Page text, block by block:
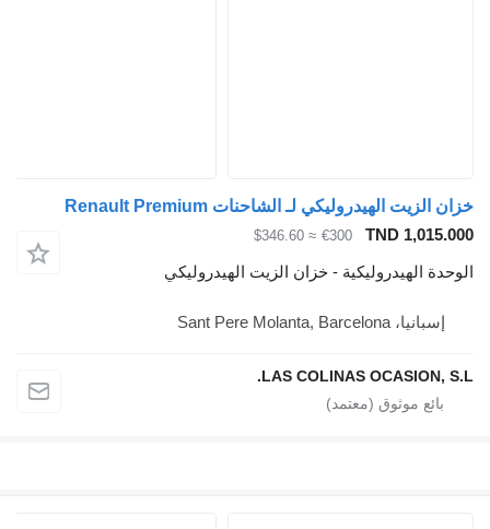
خزان الزيت الهيدروليكي لـ الشاحنات Renault Premium
TND 1,015.000
€300
≈ $346.60
الوحدة الهيدروليكية - خزان الزيت الهيدروليكي
إسبانيا، Sant Pere Molanta, Barcelona
LAS COLINAS OCASION, S.L.